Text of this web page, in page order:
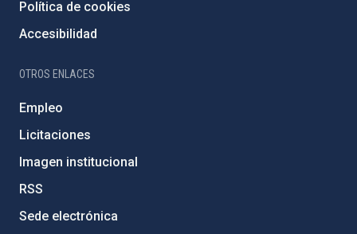
Política de cookies
Accesibilidad
OTROS ENLACES
Empleo
Licitaciones
Imagen institucional
RSS
Sede electrónica